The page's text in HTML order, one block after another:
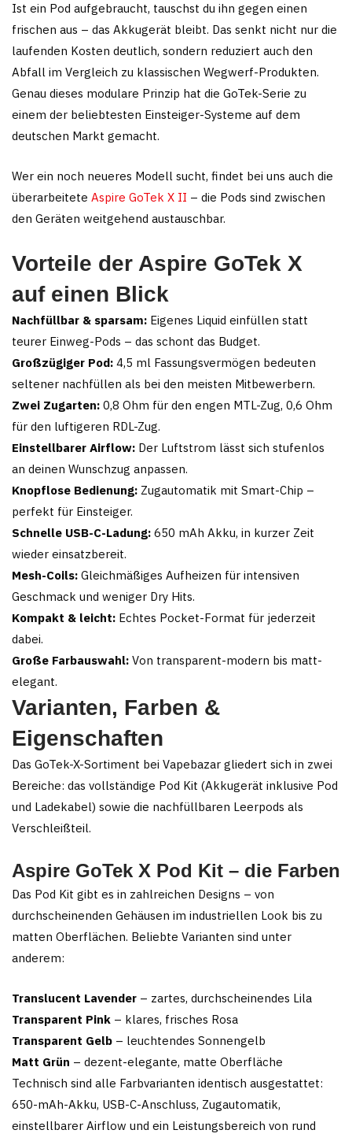
Ist ein Pod aufgebraucht, tauschst du ihn gegen einen
frischen aus – das Akkugerät bleibt. Das senkt nicht nur die
laufenden Kosten deutlich, sondern reduziert auch den
Abfall im Vergleich zu klassischen Wegwerf-Produkten.
Genau dieses modulare Prinzip hat die GoTek-Serie zu
einem der beliebtesten Einsteiger-Systeme auf dem
deutschen Markt gemacht.
Wer ein noch neueres Modell sucht, findet bei uns auch die
überarbeitete Aspire GoTek X II – die Pods sind zwischen
den Geräten weitgehend austauschbar.
Vorteile der Aspire GoTek X
auf einen Blick
Nachfüllbar & sparsam: Eigenes Liquid einfüllen statt
teurer Einweg-Pods – das schont das Budget.
Großzügiger Pod: 4,5 ml Fassungsvermögen bedeuten
seltener nachfüllen als bei den meisten Mitbewerbern.
Zwei Zugarten: 0,8 Ohm für den engen MTL-Zug, 0,6 Ohm
für den luftigeren RDL-Zug.
Einstellbarer Airflow: Der Luftstrom lässt sich stufenlos
an deinen Wunschzug anpassen.
Knopflose Bedienung: Zugautomatik mit Smart-Chip –
perfekt für Einsteiger.
Schnelle USB-C-Ladung: 650 mAh Akku, in kurzer Zeit
wieder einsatzbereit.
Mesh-Coils: Gleichmäßiges Aufheizen für intensiven
Geschmack und weniger Dry Hits.
Kompakt & leicht: Echtes Pocket-Format für jederzeit
dabei.
Große Farbauswahl: Von transparent-modern bis matt-
elegant.
Varianten, Farben &
Eigenschaften
Das GoTek-X-Sortiment bei Vapebazar gliedert sich in zwei
Bereiche: das vollständige Pod Kit (Akkugerät inklusive Pod
und Ladekabel) sowie die nachfüllbaren Leerpods als
Verschleißteil.
Aspire GoTek X Pod Kit – die Farben
Das Pod Kit gibt es in zahlreichen Designs – von
durchscheinenden Gehäusen im industriellen Look bis zu
matten Oberflächen. Beliebte Varianten sind unter
anderem:
Translucent Lavender – zartes, durchscheinendes Lila
Transparent Pink – klares, frisches Rosa
Transparent Gelb – leuchtendes Sonnengelb
Matt Grün – dezent-elegante, matte Oberfläche
Technisch sind alle Farbvarianten identisch ausgestattet:
650-mAh-Akku, USB-C-Anschluss, Zugautomatik,
einstellbarer Airflow und ein Leistungsbereich von rund